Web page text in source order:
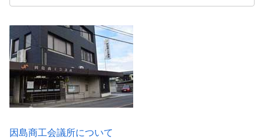
因島商工会議所について